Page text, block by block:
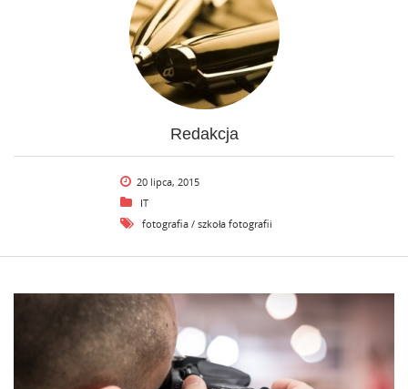
Redakcja
20 lipca, 2015
IT
fotografia/ szkoła fotografii